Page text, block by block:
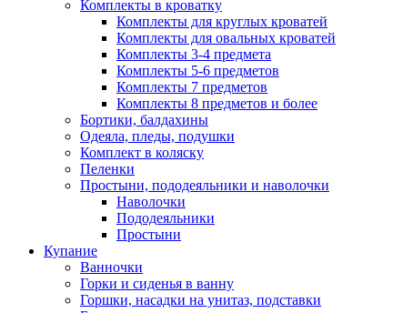
Комплекты в кроватку
Комплекты для круглых кроватей
Комплекты для овальных кроватей
Комплекты 3-4 предмета
Комплекты 5-6 предметов
Комплекты 7 предметов
Комплекты 8 предметов и более
Бортики, балдахины
Одеяла, пледы, подушки
Комплект в коляску
Пеленки
Простыни, пододеяльники и наволочки
Наволочки
Пододеяльники
Простыни
Купание
Ванночки
Горки и сиденья в ванну
Горшки, насадки на унитаз, подставки